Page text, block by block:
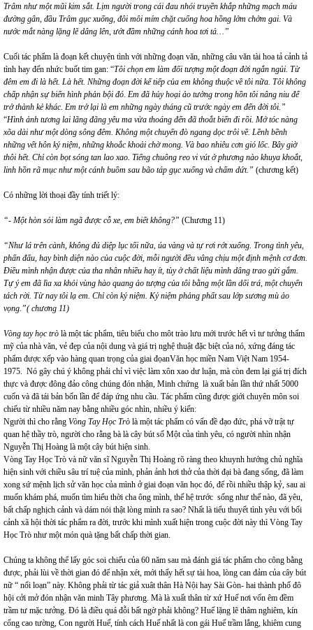
Trâm như một mũi kim sắt. Lịm người trong cái đau nhói truyền khắp những mạch máu
đường gân, đầu Trâm gục xuống, đôi môi mím chặt cuống hoa hồng lởm chởm gai. Và
nước mắt nàng lặng lẽ dâng lên, ướt đầm những cánh hoa tơi tả…”
Cuối tác phẩm là đoạn kết chuyện tình với những đoạn văn, những câu văn tài hoa tả cảnh tả
tình hay đến nhức buốt tim gan: “Tôi chọn em làm đối tượng một đoạn đời ngắn ngủi. Từ
đêm em đi là hết. Là hết. Những đoạn đời kế tiếp của em không thuộc về tôi nữa. Tôi không
chấp nhận sự biến hình phản bội đó. Em đã hủy hoại ảo tưởng trong hồn tôi nâng niu để
trở thành kẻ khác. Em trở lại là em những ngày tháng cũ trước ngày em đến đời tôi.”
“Hình ảnh tương lai lãng đãng yêu ma vừa thoáng đến đã thoắt biến đi rồi. Mớ tóc nàng
xõa dài như một dòng sông đêm. Không một chuyến đò ngang dọc trôi về. Lềnh bềnh
những vết hôn kỷ niệm, những khoắc khoải chờ mong. Và bao nhiêu cơn gió lốc. Bây giờ
thôi hết. Chỉ còn bọt sóng tan lao xao. Tiếng chuông reo vi vút ở phương nào khuya khoắt,
linh hồn rã mục như một cánh buồm sau bão táp gục xuống và chấm dứt.” (chương kết)
Có những lời thoại đầy tính triết lý:
“- Một hòn sỏi làm ngã được cỗ xe, em biết không?” (Chương 11)
“Như lá trên cành, không đủ diệp lục tối nữa, úa vàng và tự rơi rớt xuống. Trong tình yêu,
phấn đấu, hay bình diện nào của cuộc đời, mỗi người đều vâng chịu một định mệnh cơ đơn.
Điều mình nhận được của tha nhân nhiều hay ít, tùy ở chất liệu mình dâng trao gửi gắm.
Tự ý em đã lìa xa khỏi vùng hào quang ảo tượng của tôi bằng một lần dối trá, một chuyến
tách rời. Từ nay tôi lạ em. Chỉ còn kỷ niệm. Kỷ niệm phảng phất sau lớp sương mù ảo
vọng.”( chương 11)
Vòng tay học trò là một tác phẩm, tiêu biểu cho môt trào lưu mới trước hết vì tư tưởng thẩm
mỹ của nhà văn, vẻ đẹp của nội dung và giá trị nghệ thuật đặc biệt của nó, xứng đáng tác
phẩm được xếp vào hàng quan trọng của giai đọanVăn học miền Nam Việt Nam 1954-
1975. Nó gây chú ý không phải chỉ vì việc làm xôn xao dư luận, mà còn đem lại giá trị đích
thực và được đông đảo công chúng đón nhận, Minh chứng là xuất bản lần thứ nhất 5000
cuốn và đã tái bản bốn lần để đáp ứng nhu cầu. Tác phẩm cũng được giới chuyên môn soi
chiếu từ nhiều năm nay bằng nhiều góc nhìn, nhiều ý kiến:
Người thì cho rằng Vòng Tay Học Trò là một tác phẩm có vấn đề đạo đức, phá vỡ trật tự
quan hệ thầy trò, người cho rằng bà là cây bút số Một của tình yêu, có người nhìn nhận
Nguyễn Thị Hoàng là một cây bút hiện sinh.
Vòng Tay Học Trò và nữ văn sĩ Nguyễn Thị Hoàng rõ ràng theo khuynh hướng chủ nghĩa
hiện sinh với chiều sâu trí tuệ của mình, phản ảnh hơi thở của thời đại bà đang sống, đã làm
xong sứ mệnh lịch sử văn học của mình ở giai đoạn văn học đó, để rồi nhiều thập kỷ, sau ai
muốn khám phá, muốn tìm hiểu thời cha ông mình, thế hệ trước sống như thế nào, đã yêu,
bất chấp nghịch cảnh và dám nói thật lòng mình ra sao? Nhất là tiểu thuyết tình yêu với bối
cảnh xã hội thời tác phẩm ra đời, trước khi mình xuất hiện trong cuộc đời này thì Vòng Tay
Học Trò như một món quà tặng bất chấp thời gian.
Chúng ta không thể lấy góc soi chiếu của 60 năm sau mà đánh giá tác phẩm cho công bằng
được, phải lùi về thời gian đó để nhận xét, mới thấy hết sự tài hoa, lòng can đảm của cây bút
nữ “ nổi loạn” này. Không phải từ tác giả xuât thân Hà Nội hay Sài Gòn- hai thành phố đô
hội cởi mở đón nhận văn minh Tây phương. Mà là xuất thân từ xứ Huế nơi vốn êm đềm
trầm tư mặc tưởng. Đó là điều quá đỗi bất ngờ phải không? Huế lặng lẽ thâm nghiêm, kín
cổng cao tường, Con người Huế, tính cách Huế nhất là con gái Huế trầm lắng, khiêm cung